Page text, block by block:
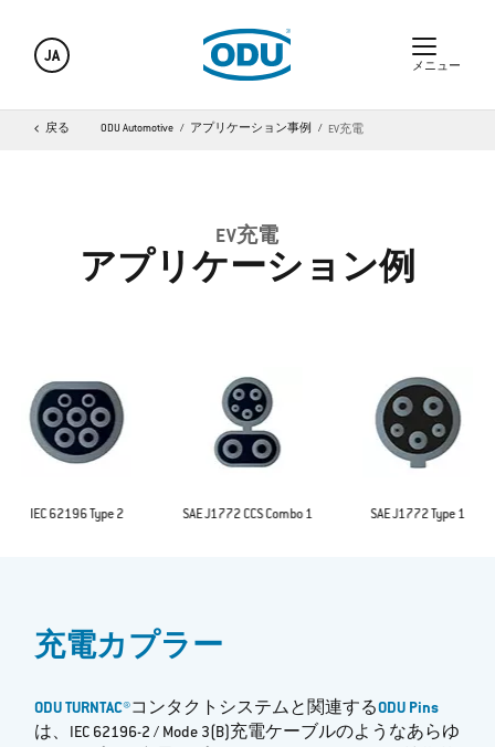
JA
メニュー
戻る ODU Automotive アプリケーション事例 EV充電
EV充電
アプリケーション例
IEC 62196 Type 2 SAE J1772 CCS Combo 1 SAE J1772 Type 1
充電カプラー
ODU TURNTAC®コンタクトシステムと関連するODU Pins
は、IEC 62196-2 / Mode 3(B)充電ケーブルのようなあらゆ